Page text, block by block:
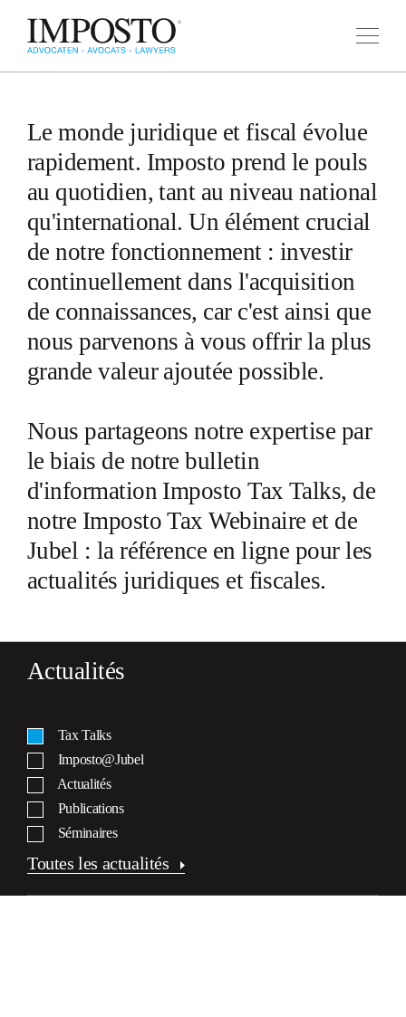
carrières
contact
FR
NL
Le monde juridique et fiscal évolue
rapidement. Imposto prend le pouls
au quotidien, tant au niveau national
qu'international. Un élément crucial
de notre fonctionnement : investir
continuellement dans l'acquisition
de connaissances, car c'est ainsi que
nous parvenons à vous offrir la plus
grande valeur ajoutée possible.
Nous partageons notre expertise par
le biais de notre bulletin
d'information Imposto Tax Talks, de
notre Imposto Tax Webinaire et de
Jubel : la référence en ligne pour les
actualités juridiques et fiscales.
Actualités
Tax Talks
Imposto@Jubel
Actualités
Publications
Séminaires
Toutes les actualités